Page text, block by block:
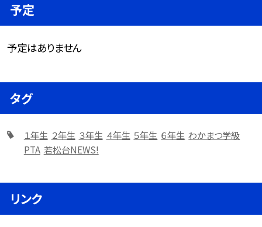
予定
予定はありません
タグ
１年生 ２年生 ３年生 ４年生 ５年生 ６年生 わかまつ学級
PTA 若松台NEWS!
リンク